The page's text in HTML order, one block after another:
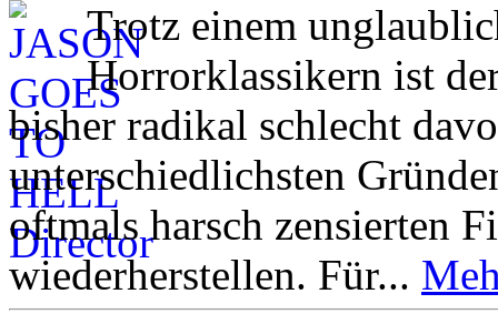
Trotz einem
Horrorklassikern ist
bisher radikal schlecht
unterschiedlichsten
oftmals harsch zensierten
wiederherstellen. Für...